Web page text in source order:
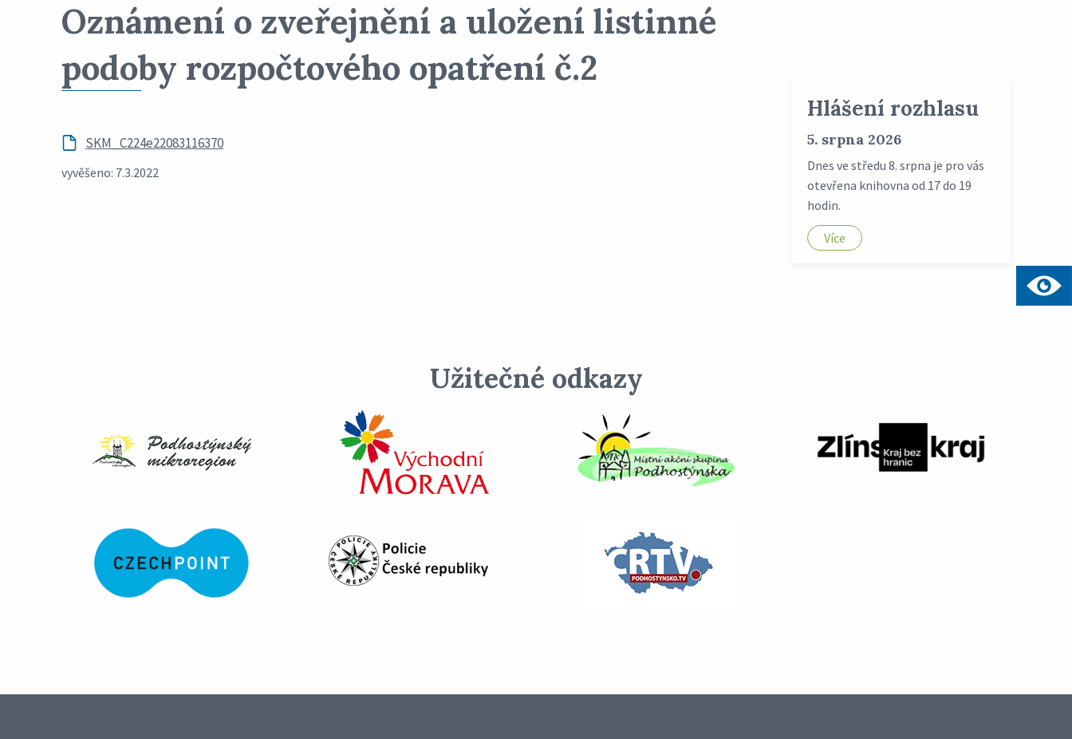
Oznámení o zveřejnění a uložení listinné
podoby rozpočtového opatření č.2
SKM_C224e22083116370
vyvěšeno: 7.3.2022
Hlášení rozhlasu
5. srpna 2026
Dnes ve středu 8. srpna je pro vás
otevřena knihovna od 17 do 19
hodin.
Více
Užitečné odkazy